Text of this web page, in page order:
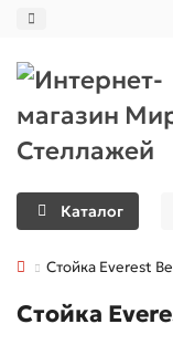
Каталог
Стойка Everest
Стойка